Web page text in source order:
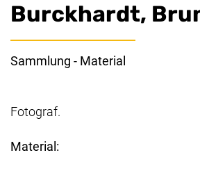
Burckhardt,
Sammlung - Material
Fotograf.
Material: